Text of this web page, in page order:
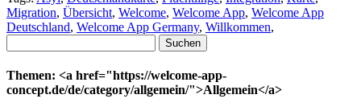
Migration, Übersicht, Welcome, Welcome App, Welcome App
Deutschland, Welcome App Germany, Willkommen,
nach:
Themen: <a href="https://welcome-app-
concept.de/de/category/allgemein/">Allgemein</a>